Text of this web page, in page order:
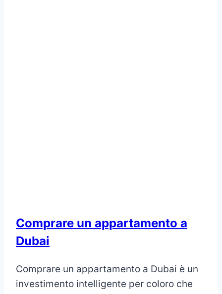
Comprare un appartamento a
Dubai
Comprare un appartamento a Dubai è un
investimento intelligente per coloro che